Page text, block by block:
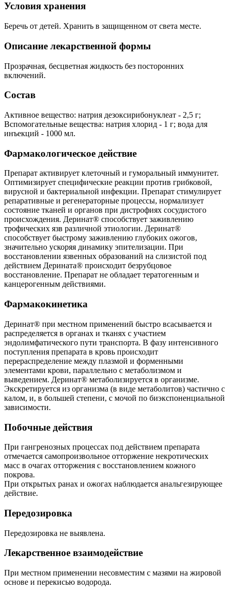
Условия хранения
Беречь от детей. Хранить в защищенном от света месте.
Описание лекарственной формы
Прозрачная, бесцветная жидкость без посторонних
включений.
Состав
Активное вещество: натрия дезоксирибонуклеат - 2,5 г;
Вспомогательные вещества: натрия хлорид - 1 г; вода для
инъекций - 1000 мл.
Фармакологическое действие
Препарат активирует клеточный и гуморальный иммунитет.
Оптимизирует специфические реакции против грибковой,
вирусной и бактериальной инфекции. Препарат стимулирует
репаративные и регенераторные процессы, нормализует
состояние тканей и органов при дистрофиях сосудистого
происхождения. Деринат® способствует заживлению
трофических язв различной этиологии. Деринат®
способствует быстрому заживлению глубоких ожогов,
значительно ускоряя динамику эпителизации. При
восстановлении язвенных образований на слизистой под
действием Дерината® происходит безрубцовое
восстановление. Препарат не обладает тератогенным и
канцерогенным действиями.
Фармакокинетика
Деринат® при местном применений быстро всасывается и
распределяется в органах и тканях с участием
эндолимфатического пути транспорта. В фазу интенсивного
поступления препарата в кровь происходит
перераспределение между плазмой и форменными
элементами крови, параллельно с метаболизмом и
выведением. Деринат® метаболизируется в организме.
Экскретируется из организма (в виде метаболитов) частично с
калом, и, в большей степени, с мочой по биэкспоненциальной
зависимости.
Побочные действия
При гангренозных процессах под действием препарата
отмечается самопроизвольное отторжение некротических
масс в очагах отторжения с восстановлением кожного
покрова.
При открытых ранах и ожогах наблюдается анальгезирующее
действие.
Передозировка
Передозировка не выявлена.
Лекарственное взаимодействие
При местном применении несовместим с мазями на жировой
основе и перекисью водорода.